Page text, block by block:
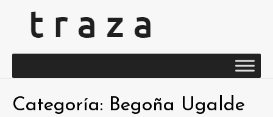
Categoría: Begoña Ugalde